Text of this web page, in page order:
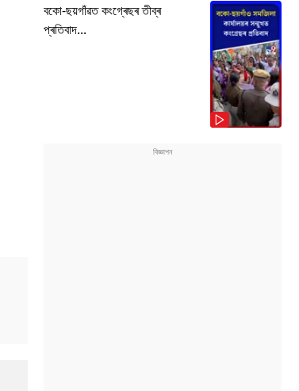
বকো-ছয়গাঁৱত কংগ্ৰেছৰ তীব্ৰ
প্ৰতিবাদ...